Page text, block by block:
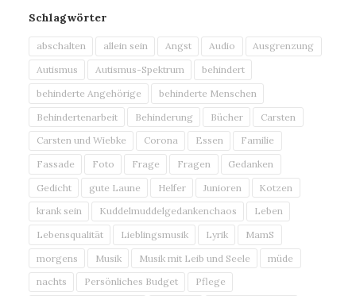
Schlagwörter
abschalten allein sein Angst Audio
Ausgrenzung
Autismus
Autismus-Spektrum
behindert
behinderte Angehörige
behinderte Menschen
Behindertenarbeit
Behinderung Bücher
Carsten
Carsten und Wiebke
Corona Essen
Familie
Fassade
Foto Frage Fragen
Gedanken
Gedicht
gute Laune Helfer Junioren
Kotzen
krank sein
Kuddelmuddelgedankenchaos
Leben
Lebensqualität
Lieblingsmusik Lyrik
MamS
morgens
Musik Musik mit Leib und Seele
müde
nachts
Persönliches Budget Pflege